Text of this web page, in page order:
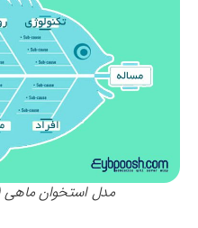
مدل استخوان ماهی (Fishbone Diagram)